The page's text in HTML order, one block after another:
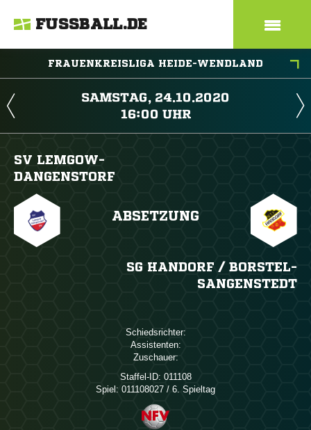
FUSSBALL.DE
FRAUENKREISLIGA HEIDE-WENDLAND
 
 
SV LEMGOW-
DANGENSTORF
ABSETZUNG
SG HANDORF /​ BORSTEL-
SANGENSTEDT
Schiedsrichter:
Assistenten:
Zuschauer:
Staffel-ID: 011108
Spiel: 011108027 / 6. Spieltag